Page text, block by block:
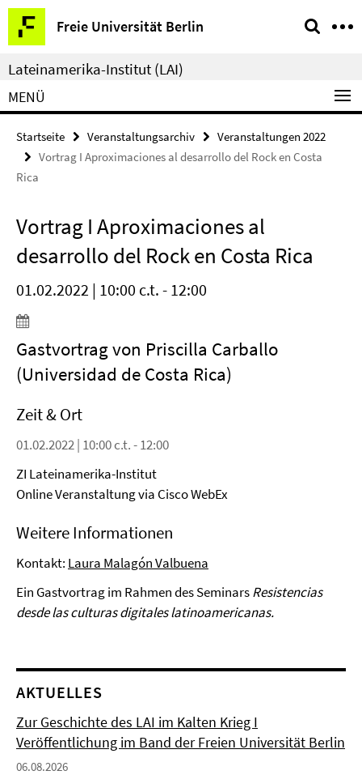
Springe
direkt
zu
Inhalt
Freie Universität Berlin
Service-
Navigation
Lateinamerika-Institut (LAI)
MENÜ
Startseite Veranstaltungsarchiv
Veranstaltungen 2022
Vortrag I Aproximaciones al desarrollo del Rock en Costa
Rica
Vortrag I Aproximaciones al
desarrollo del Rock en Costa Rica
01.02.2022 | 10:00 c.t. - 12:00
Gastvortrag von Priscilla Carballo
(Universidad de Costa Rica)
Zeit & Ort
01.02.2022 | 10:00 c.t. - 12:00
ZI Lateinamerika-Institut
Online Veranstaltung via Cisco WebEx
Weitere Informationen
Kontakt: Laura Malagón Valbuena
Ein Gastvortrag im Rahmen des SeminarsResistencias
desde las culturas digitales latinoamericanas.
AKTUELLES
Zur Geschichte des LAI im Kalten Krieg I
Veröffentlichung im Band der Freien Universität Berlin
06.08.2026